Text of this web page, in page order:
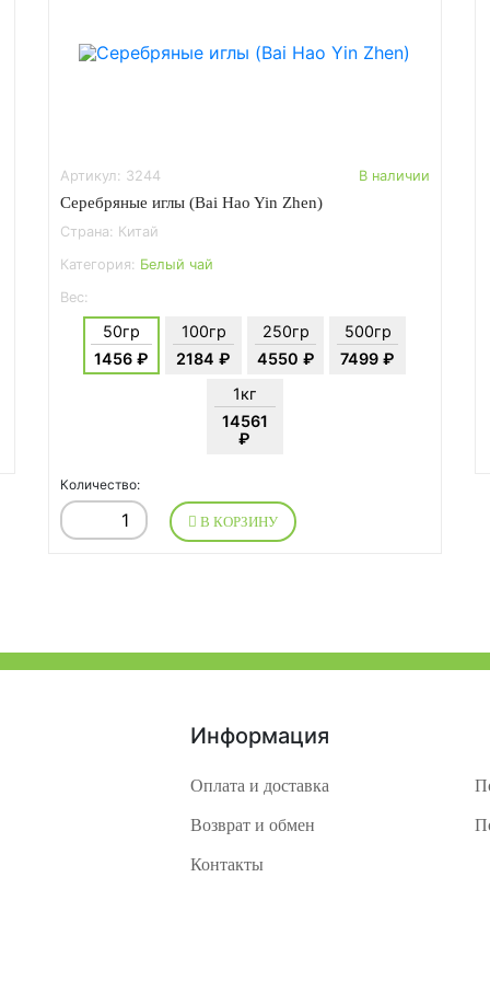
Артикул: 3244 В наличии
Серебряные иглы (Bai Hao Yin Zhen)
Страна: Китай
Категория: Белый чай
Вес:
50гр
1456 ₽
100гр
2184 ₽
250гр
4550 ₽
500гр
7499 ₽
1кг
14561
₽
Количество:
В КОРЗИНУ
Информация
Оплата и доставка
Возврат и обмен
Контакты